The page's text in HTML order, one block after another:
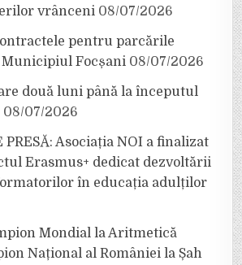
vrânceni 08/07/2026
pentru parcările
Focșani 08/07/2026
două luni până la începutul
08/07/2026
PRESĂ: Asociația NOI a finalizat
Erasmus+ dedicat dezvoltării
în educația adulților
Mondial la Aritmetică
Național al României la Șah